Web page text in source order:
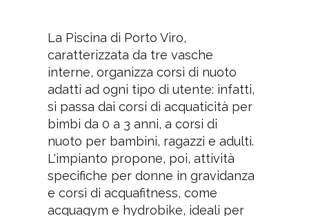
La Piscina di Porto Viro,
caratterizzata da tre vasche
interne, organizza corsi di nuoto
adatti ad ogni tipo di utente: infatti,
si passa dai corsi di acquaticità per
bimbi da 0 a 3 anni, a corsi di
nuoto per bambini, ragazzi e adulti.
L'impianto propone, poi, attività
specifiche per donne in gravidanza
e corsi di acquafitness, come
acquagym e hydrobike, ideali per